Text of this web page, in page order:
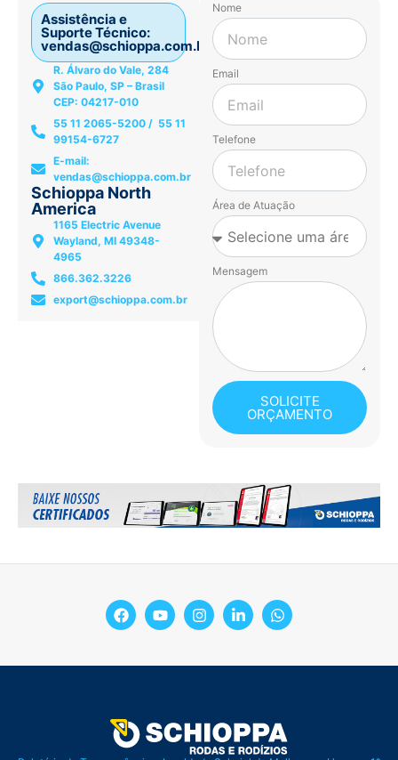
Assistência e
Suporte Técnico:
vendas@schioppa.com.br
R. Álvaro do Vale, 284
São Paulo, SP – Brasil
CEP: 04217-010
55 11 2065-5200 / 55 11
99154-6727
E-mail:
vendas@schioppa.com.br
Schioppa North
America
1165 Electric Avenue
Wayland, MI 49348-
4965
866.362.3226
export@schioppa.com.br
Nome
Email
Telefone
Área de Atuação
Mensagem
SOLICITE
ORÇAMENTO